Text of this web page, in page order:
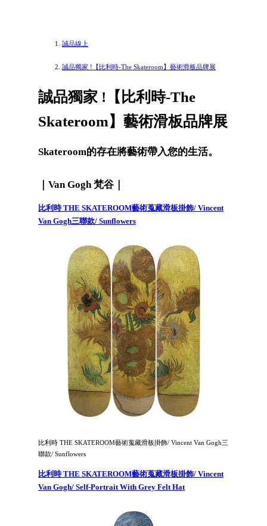
誠品線上
誠品獨家 !【比利時-The Skateroom】藝術滑板品牌展
誠品獨家 !【比利時-The
Skateroom】藝術滑板品牌展
Skateroom的存在將藝術帶入您的生活。
｜Van Gogh 梵谷｜
比利時 THE SKATEROOM藝術蒐藏滑板掛飾/ Vincent
Van Gogh三聯款/ Sunflowers
比利時 THE SKATEROOM藝術蒐藏滑板掛飾/ Vincent Van Gogh三
聯款/ Sunflowers
比利時 THE SKATEROOM藝術蒐藏滑板掛飾/ Vincent
Van Gogh/ Self-Portrait With Grey Felt Hat